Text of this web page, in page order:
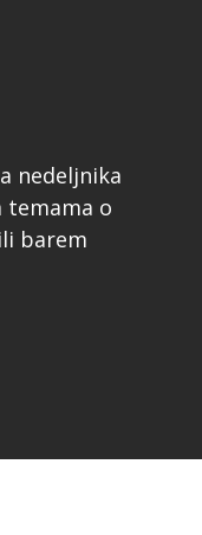
nedeljnika
temama o
barem